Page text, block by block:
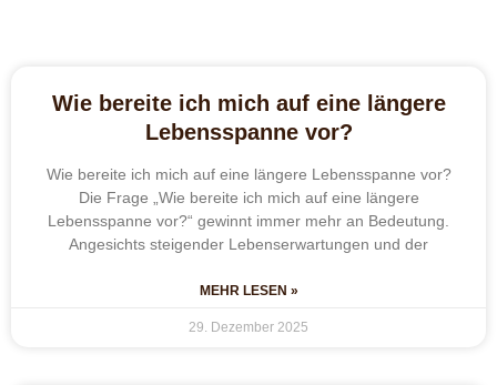
Wie bereite ich mich auf eine längere
Lebensspanne vor?
Wie bereite ich mich auf eine längere Lebensspanne vor?
Die Frage „Wie bereite ich mich auf eine längere
Lebensspanne vor?“ gewinnt immer mehr an Bedeutung.
Angesichts steigender Lebenserwartungen und der
MEHR LESEN »
29. Dezember 2025